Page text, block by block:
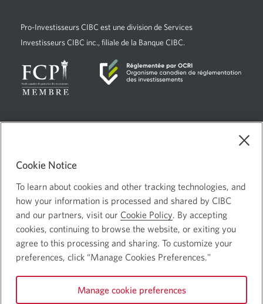
Pro-Investisseurs CIBC est une division de Services
Investisseurs CIBC inc., filiale de la Banque CIBC.
lien
pour
changer
de
nouvelle
fenêtre
s’affichera.
Confidentialité et sécurité
nouvelle
fenêtre
s’affichera.
Site Web de la Banque Canadienne Impériale de Commerce ©
Banque CIBC
Suivez-nous
Cookie Notice
To learn about cookies and other tracking technologies, and
how your information is processed and shared by CIBC
and our partners, visit our Cookie Policy. By accepting
cookies, continuing to browse the website, or exiting you
agree to this processing and sharing. To customize your
preferences, click “Manage Cookies Preferences."
Manage cookie preferences